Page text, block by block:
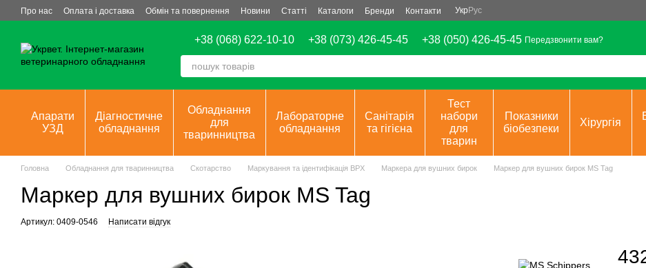
Перейти до основного контенту
Про нас Оплата і доставка Обмін та повернення Новини Статті Каталоги Бренди Контакти Укр Рус
+38 (068) 622-10-10 +38 (073) 426-45-45 +38 (050) 426-45-45 Передзвонити вам?
Апарати
УЗД
Діагностичне
обладнання
Обладнання
для
тваринництва
Лабораторне
обладнання
Санітарія
та гігієна
Тест
набори
для
тварин
Показники
біобезпеки
Хірургія
Головна Обладнання для тваринництва Скотарство Маркування та ідентифікація ВРХ Маркера для вушних бирок Маркер для вушних бирок MS Tag
Маркер для вушних бирок MS Tag
Артикул: 0409-0546 Написати відгук